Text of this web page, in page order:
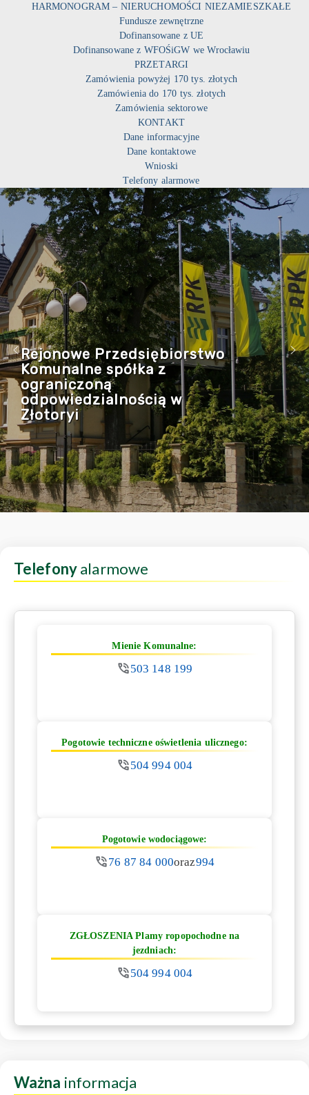
HARMONOGRAM – NIERUCHOMOŚCI NIEZAMIESZKAŁE
Fundusze zewnętrzne
Dofinansowane z UE
Dofinansowane z WFOŚiGW we Wrocławiu
PRZETARGI
Zamówienia powyżej 170 tys. złotych
Zamówienia do 170 tys. złotych
Zamówienia sektorowe
KONTAKT
Dane informacyjne
Dane kontaktowe
Wnioski
Telefony alarmowe
Rejonowe Przedsiębiorstwo
Komunalne spółka z
ograniczoną
odpowiedzialnością w
Złotoryi
Telefonyalarmowe
Mienie Komunalne:
503 148 199
Pogotowie techniczne oświetlenia ulicznego:
504 994 004
Pogotowie wodociągowe:
76 87 84 000oraz994
ZGŁOSZENIA Plamy ropopochodne na
jezdniach:
504 994 004
Ważna informacja